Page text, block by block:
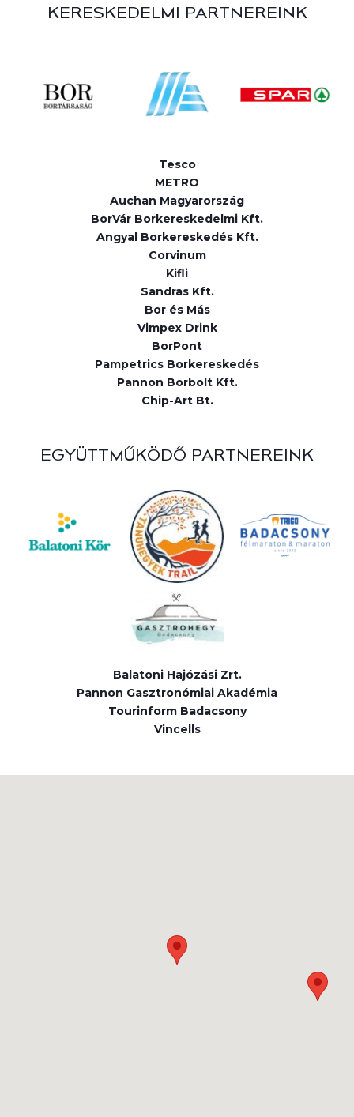
KERESKEDELMI PARTNEREINK
Tesco
METRO
Auchan Magyarország
BorVár Borkereskedelmi Kft.
Angyal Borkereskedés Kft.
Corvinum
Kifli
Sandras Kft.
Bor és Más
Vimpex Drink
BorPont
Pampetrics Borkereskedés
Pannon Borbolt Kft.
Chip-Art Bt.
EGYÜTTMŰKÖDŐ PARTNEREINK
Balatoni Hajózási Zrt.
Pannon Gasztronómiai Akadémia
Tourinform Badacsony
Vincells